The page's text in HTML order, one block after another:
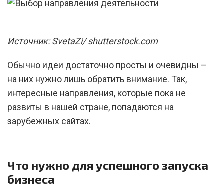
Источник: SvetaZi/ shutterstock.com
Обычно идеи достаточно просты и очевидны –
на них нужно лишь обратить внимание. Так,
интересные направления, которые пока не
развиты в нашей стране, попадаются на
зарубежных сайтах.
Что нужно для успешного запуска
бизнеса